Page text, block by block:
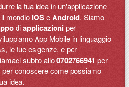
la tua idea in un'applicazione
mondio IOSeAndroid. Siamo
diapplicazioniper
App Mobile in linguaggio
le tue esigenze, e per
subito allo0702766941 per
per conoscere come possiamo
idea.